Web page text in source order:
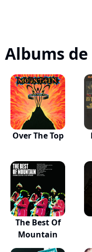
Albums
Over The Top
The Best Of
Mountain